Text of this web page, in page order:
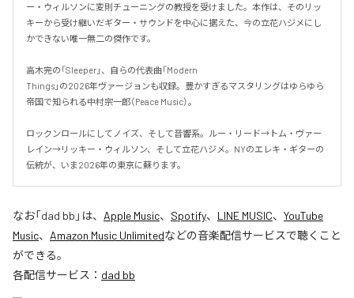
ー・ウィルソンに変則チューニングの教授を受けました。本作は、そのリッ
キーから受け継いだギター・サウンドを中心に据えた、今の立花ハジメにし
かできない唯一無二の傑作です。
高木完の「Sleeper」、自らの代表曲「Modern
Things」の2026年ヴァージョンも収録。豊かすぎるマスタリングはゆらゆら
帝国で知られる中村宗一郎（Peace Music）。
ロックンロールにしてノイズ、そして音響系。ルー・リード→トム・ヴァー
レイン→リッキー・ウィルソン、そして立花ハジメ。NYのエレキ・ギターの
伝統が、いま2026年の東京に蘇ります。
なお「dad bb 」は、 Apple Music、 Spotify、 LINE MUSIC、 YouTube
Music、 Amazon Music Unlimitedなどの音楽配信サービスで聴くこと
ができる。
各配信サービス： dad bb